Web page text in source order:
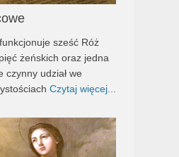
sześć Róż
żeńskich oraz jedna
czynny udział we
Czytaj więcej...